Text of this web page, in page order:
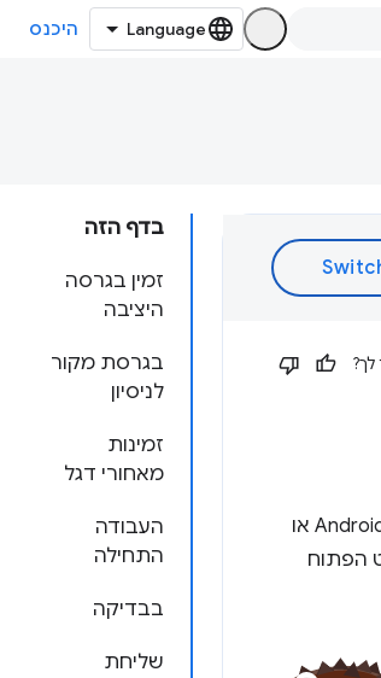
היכנס
בדף הזה
זמין בגרסה
היציבה
בגרסת מקור
לניסיון
זמינות
מאחורי דגל
העבודה
התחילה
בבדיקה
שליחת
אפליקציות אינטרנט אמורות להיות מסוגלות לבצע כל פעולה שאפשר לבצע באפליקציות ל-iOS, ל-Android או
הפתוח